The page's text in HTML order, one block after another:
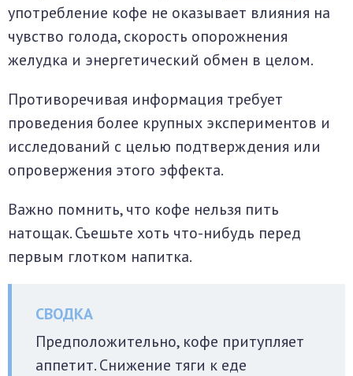
употребление кофе не оказывает влияния на
чувство голода, скорость опорожнения
желудка и энергетический обмен в целом.
Противоречивая информация требует
проведения более крупных экспериментов и
исследований с целью подтверждения или
опровержения этого эффекта.
Важно помнить, что кофе нельзя пить
натощак. Съешьте хоть что-нибудь перед
первым глотком напитка.
Предположительно, кофе притупляет
аппетит. Снижение тяги к еде